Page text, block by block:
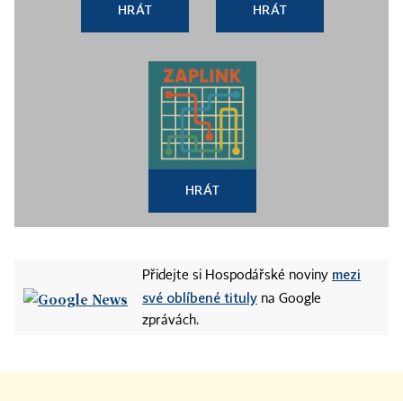
HRÁT HRÁT
HRÁT
Přidejte si Hospodářské noviny mezi
své oblíbené tituly na Google
zprávách.